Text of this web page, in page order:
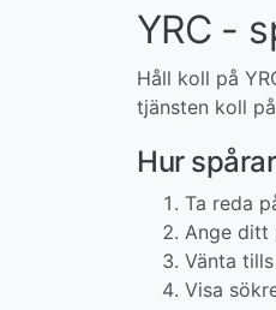
YRC -
Håll koll på
tjänsten koll
Hur
Ta reda
Ange ditt
Vänta
Visa